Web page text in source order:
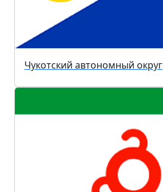
Чукотский автономный округ